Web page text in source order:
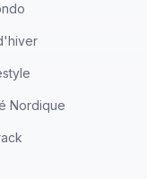
Nordique